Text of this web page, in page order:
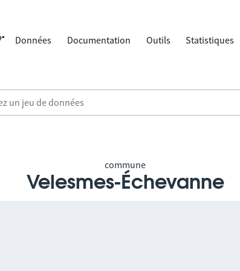
Données Documentation Outils Statistiques
commune
Velesmes-Échevanne